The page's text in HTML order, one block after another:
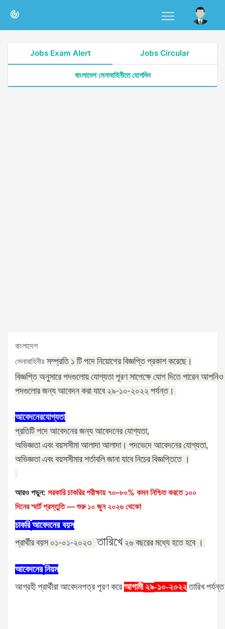
Jobs Exam Alert Jobs Circular
বাংলাদেশ সেনাবাহিনীতে যোগদিন
বাংলাদেশ
সেনাবাহিনীর সম্প্রতি ১ টি পদে নিয়োগের বিজ্ঞপ্তি প্রকাশ করেছে।
বিজ্ঞপ্তি অনুসারে পদগুলোয় যোগ্যতা পূরণ সাপেক্ষে যোগ দিতে পারেন
পদগুলোর জন্য আবেদন করা যাবে ২৯-১০-২০২২ পর্যন্ত।
আবেদনেরযোগ্যতা
প্রতিটি পদে আবেদনের জন্য আবেদনের যোগ্যতা,
অভিজ্ঞতা এবং বয়সসীমা আলাদা আলাদা। পদভেদে আবেদনের যোগ্যতা,
অভিজ্ঞতা এবং বয়সসীমার শর্তাবলি জানা যাবে নিচের বিজ্ঞপ্তিতে ।
আরও পড়ুন: সরকারি চাকরির পরীক্ষায় ৭০–৮০% কমন নিশ্চিত করতে ১০০
দিনের স্মার্ট প্রস্তুতি — শুরু ১০ জুন ২০২৬ থেকে!
চাকরি আবেদনের বয়স
প্রার্থীর বয়স ০১-০১-২০২৩ তারিখে ২৬ বছরের মধ্যে হতে হবে ।
আবেদনের নিয়ম
আগ্রহী প্রার্থীরা আবেদনপত্র পূরণ করে আগামী ২৯-১০-২০২২ তারিখ পর্যন্ত